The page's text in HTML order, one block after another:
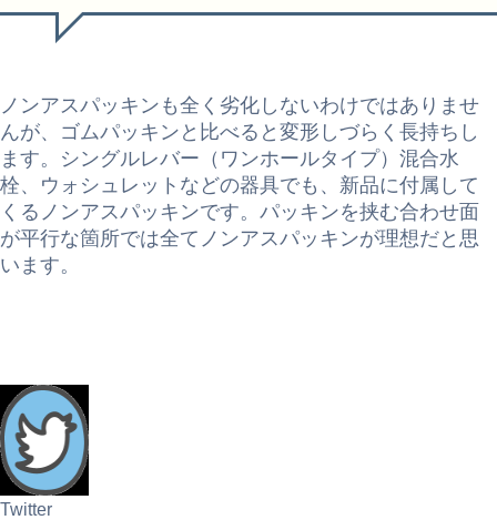
ノンアスパッキンも全く劣化しないわけではありませ
んが、ゴムパッキンと比べると変形しづらく長持ちし
ます。シングルレバー（ワンホールタイプ）混合水
栓、ウォシュレットなどの器具でも、新品に付属して
くるノンアスパッキンです。パッキンを挟む合わせ面
が平行な箇所では全てノンアスパッキンが理想だと思
います。
Twitter